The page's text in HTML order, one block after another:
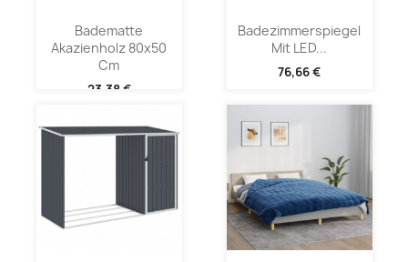
Badematte
Akazienholz 80x50
Cm
23,38 €
Badezimmerspiegel
Mit LED...
76,66 €